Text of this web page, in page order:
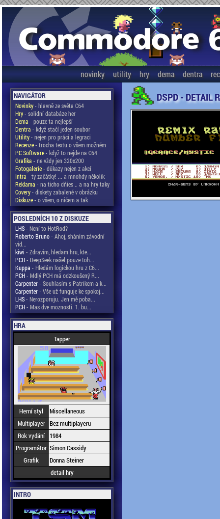
novinky utility hry dema dentra
NAVIGÁTOR
Novinky- hlavně ze světa C64
Hry- solidní databáze her
Dema - pouze ta nejlepší
Dentra - když stačí jeden soubor
Utility- nejen pro práci a legraci
Recenze- trocha textu o všem možném
PC Software- když to nejde na C64
Grafika - ne vždy jen 320x200
Fotogalerie- důkazy nejen z akcí
Intra - ty začátky! ... a mnohdy několik
Reklama - na ticho dňies .. a na hry taky
Covery- diskety zabalené v obrázku
Diskuze- o všem, o ničem a tak
POSLEDNÍCH 10 Z DISKUZE
LHS- Není to HotRod?
Roberto Bruno- Ahoj, sháním závodní
vid...
kiwi - Zdravim, hledam hru, kte...
PCH- DeepSeek našel pouze toh...
Kuppa - Hledám logickou hru z C6...
PCH- Mdlý PCH má odzkoušený R...
Carpenter- Souhlasím s Patrikem a k...
Carpenter- Vše už funguje ke spokoj...
LHS- Nerozporuju. Jen mě poba...
PCH- Mas dve moznosti. 1. bu...
HRA
Tapper
Herní styl
Miscellaneous
Multiplayer Bez multiplayeru
Rok vydání
1984
Programátor Simon Cassidy
Grafik
Donna Steiner
detail hry
INTRO
DSPD - DETAIL